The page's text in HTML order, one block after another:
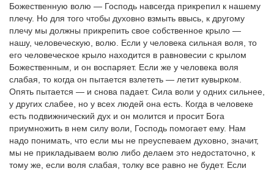
Божественную волю — Господь навсегда прикрепил к нашему
плечу. Но для того чтобы духовно взмыть ввысь, к другому
плечу мы должны прикрепить свое собственное крыло —
нашу, человеческую, волю. Если у человека сильная воля, то
его человеческое крыло находится в равновесии с крылом
Божественным, и он воспаряет. Если же у человека воля
слабая, то когда он пытается взлететь — летит кувырком.
Опять пытается — и снова падает. Сила воли у одних сильнее,
у других слабее, но у всех людей она есть. Когда в человеке
есть подвижнический дух и он молится и просит Бога
приумножить в нем силу воли, Господь помогает ему. Нам
надо понимать, что если мы не преуспеваем духовно, значит,
мы не прикладываем волю либо делаем это недостаточно, к
тому же, если воля слабая, толку все равно не будет. Если